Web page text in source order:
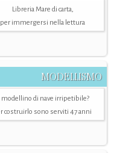
Libreria Mare di carta,
per immergersi nella lettura
MODELLISMO
modellino di nave irripetibile?
costruirlo sono serviti 47 anni